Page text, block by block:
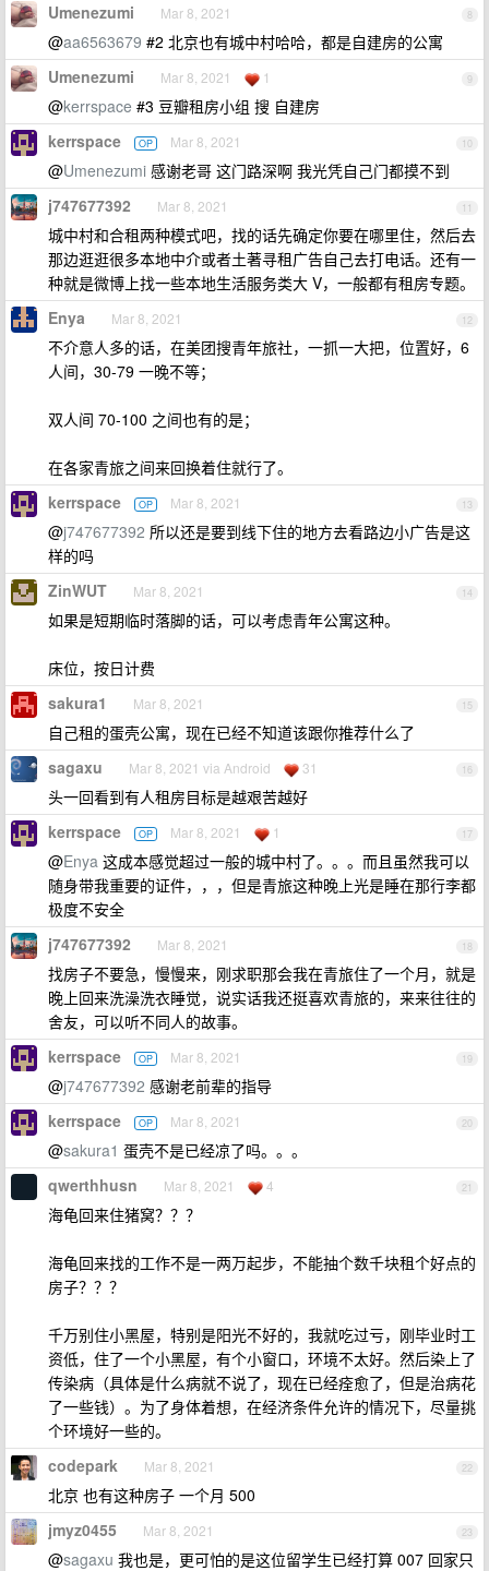
8
Umenezumi Mar 8, 2021
@aa6563679 #2 北京也有城中村哈哈，都是自建房的公寓
9
Umenezumi Mar 8, 2021 1
@kerrspace #3 豆瓣租房小组 搜 自建房
10
kerrspace OP Mar 8, 2021
@Umenezumi 感谢老哥 这门路深啊 我光凭自己门都摸不到
11
j747677392 Mar 8, 2021
城中村和合租两种模式吧，找的话先确定你要在哪里住，然后去
那边逛逛很多本地中介或者土著寻租广告自己去打电话。还有一
种就是微博上找一些本地生活服务类大 V，一般都有租房专题。
12
Enya Mar 8, 2021
不介意人多的话，在美团搜青年旅社，一抓一大把，位置好，6
人间，30-79 一晚不等；
双人间 70-100 之间也有的是；
在各家青旅之间来回换着住就行了。
13
kerrspace OP Mar 8, 2021
@j747677392 所以还是要到线下住的地方去看路边小广告是这
样的吗
14
ZinWUT Mar 8, 2021
如果是短期临时落脚的话，可以考虑青年公寓这种。
床位，按日计费
15
sakura1 Mar 8, 2021
自己租的蛋壳公寓，现在已经不知道该跟你推荐什么了
16
sagaxu Mar 8, 2021 via Android 31
头一回看到有人租房目标是越艰苦越好
17
kerrspace OP Mar 8, 2021 1
@Enya 这成本感觉超过一般的城中村了。。。而且虽然我可以
随身带我重要的证件，，，但是青旅这种晚上光是睡在那行李都
极度不安全
18
j747677392 Mar 8, 2021
找房子不要急，慢慢来，刚求职那会我在青旅住了一个月，就是
晚上回来洗澡洗衣睡觉，说实话我还挺喜欢青旅的，来来往往的
舍友，可以听不同人的故事。
19
kerrspace OP Mar 8, 2021
@j747677392 感谢老前辈的指导
20
kerrspace OP Mar 8, 2021
@sakura1 蛋壳不是已经凉了吗。。。
21
qwerthhusn Mar 8, 2021 4
海龟回来住猪窝？？？
海龟回来找的工作不是一两万起步，不能抽个数千块租个好点的
房子？？？
千万别住小黑屋，特别是阳光不好的，我就吃过亏，刚毕业时工
资低，住了一个小黑屋，有个小窗口，环境不太好。然后染上了
传染病（具体是什么病就不说了，现在已经痊愈了，但是治病花
了一些钱）。为了身体着想，在经济条件允许的情况下，尽量挑
个环境好一些的。
22
codepark Mar 8, 2021
北京 也有这种房子 一个月 500
23
jmyz0455 Mar 8, 2021
@sagaxu 我也是，更可怕的是这位留学生已经打算 007 回家只